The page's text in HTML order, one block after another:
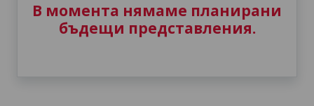
В момента нямаме планирани
бъдещи представления.